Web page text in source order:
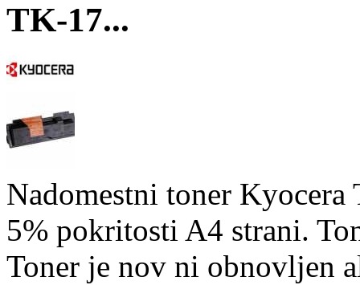
TK-17...
Nadomestni toner
5% pokritosti A4 strani.
Toner je nov ni obnovljen